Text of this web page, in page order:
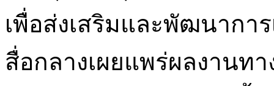
เพื่อส่งเสริมและพัฒนากา
สื่อกลางเผยแพร่ผลงานท